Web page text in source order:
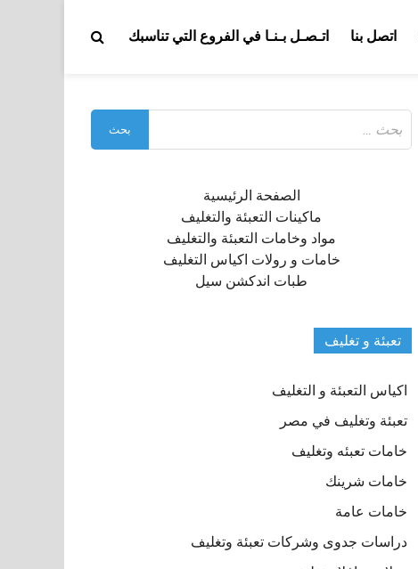
اتصل بنا اتـصـل بـنـا في الفروع التي تناسبك
عن:
الصفحة الرئيسية
ماكينات التعبئة والتغليف
مواد وخامات التعبئة والتغليف
خامات و رولات اكياس التغليف
طبات اندكشن سيل
تعبئة و تغليف
اكياس التعبئة و التغليف
تعبئة وتغليف في مصر
خامات تعبئه وتغليف
خامات شرينك
خامات عامة
دراسات جدوى وشركات تعبئة وتغليف